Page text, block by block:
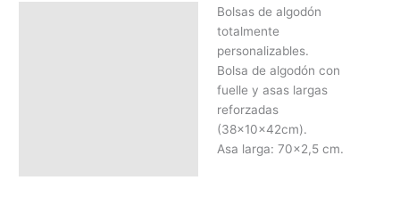
Bolsas de algodón
totalmente
personalizables.
Bolsa de algodón con
fuelle y asas largas
reforzadas
(38x10x42cm).
Asa larga: 70×2,5 cm.